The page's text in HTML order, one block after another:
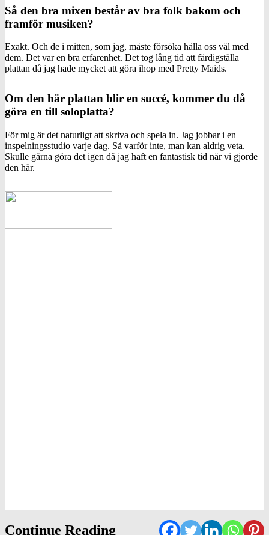
Så den bra mixen består av bra folk bakom och
framför musiken?
Exakt. Och de i mitten, som jag, måste försöka hålla oss väl med
dem. Det var en bra erfarenhet. Det tog lång tid att färdigställa
plattan då jag hade mycket att göra ihop med Pretty Maids.
Om den här plattan blir en succé, kommer du då
göra en till soloplatta?
För mig är det naturligt att skriva och spela in. Jag jobbar i en
inspelningsstudio varje dag. Så varför inte, man kan aldrig veta.
Skulle gärna göra det igen då jag haft en fantastisk tid när vi gjorde
den här.
Continue Reading